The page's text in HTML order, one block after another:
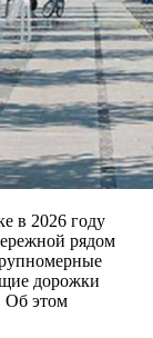
в 2026 году
рядом
дорожки
Об этом